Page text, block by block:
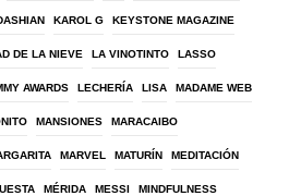
KAROL G KEYSTONE MAGAZINE
DE LA NIEVE LA VINOTINTO LASSO
AWARDS LECHERÍA LISA MADAME WEB
MANSIONES MARACAIBO
MARVEL MATURÍN MEDITACIÓN
MÉRIDA MESSI MINDFULNESS